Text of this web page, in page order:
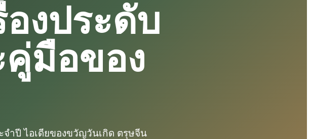
รักและกลมกลืน
หินโทนอ่อนและของขวัญที่มีความหมาย
ความผูกพัน
สัญลักษณ์ฮวงจุ้ย
รูปแบบดั้งเดิมในสไตล์ร่วมสมัย
ข้างหน้า
ของขวัญความหมายดี
ดูชิ้นที่เหมาะสำหรับมอบเป็นของขวัญ
งประดับ
มือของ
ำปี ไอเดียของขวัญวันเกิด ตรุษจีน